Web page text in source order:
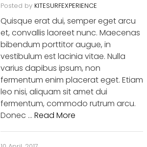
Posted by KITESURFEXPERIENCE
Quisque erat dui, semper eget arcu
et, convallis laoreet nunc. Maecenas
bibendum porttitor augue, in
vestibulum est lacinia vitae. Nulla
varius dapibus ipsum, non
fermentum enim placerat eget. Etiam
leo nisi, aliquam sit amet dui
fermentum, commodo rutrum arcu.
Donec … Read More